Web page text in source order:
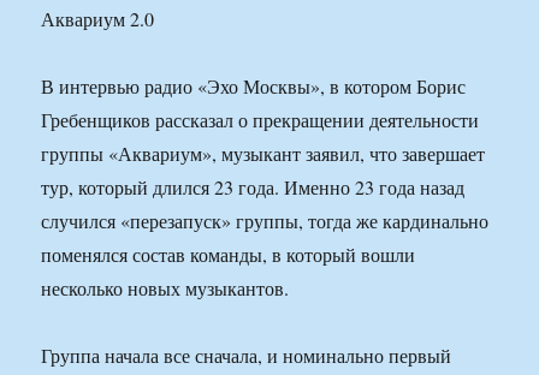
Аквариум 2.0
В интервью радио «Эхо Москвы», в котором Борис
Гребенщиков рассказал о прекращении деятельности
группы «Аквариум», музыкант заявил, что завершает
тур, который длился 23 года. Именно 23 года назад
случился «перезапуск» группы, тогда же кардинально
поменялся состав команды, в который вошли
несколько новых музыкантов.
Группа начала все сначала, и номинально первый